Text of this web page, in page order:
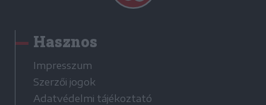
Hasznos
Impresszum
Szerzői jogok
Adatvédelmi tájékoztató